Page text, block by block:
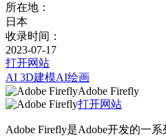
所在地：
日本
收录时间：
2023-07-17
打开网站
AI 3D建模AI绘画
Adobe Firefly
打开网站
Adobe Firefly是Adobe开发的一